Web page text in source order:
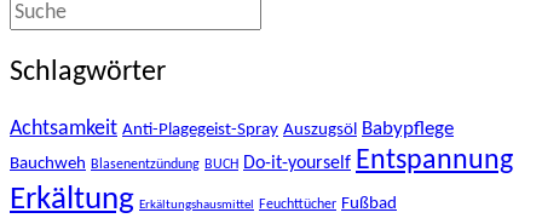
Schlagwörter
Achtsamkeit Anti-Plagegeist-Spray Auszugsöl Babypflege
Bauchweh Blasenentzündung BUCH Do-it-yourself Entspannung
Erkältung Erkältungshausmittel Feuchttücher Fußbad